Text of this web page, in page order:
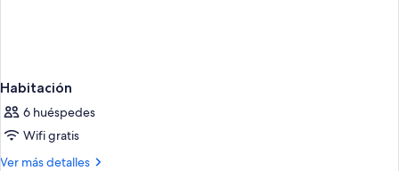
Habitación
6 huéspedes
Wifi gratis
Ver más detalles
Más